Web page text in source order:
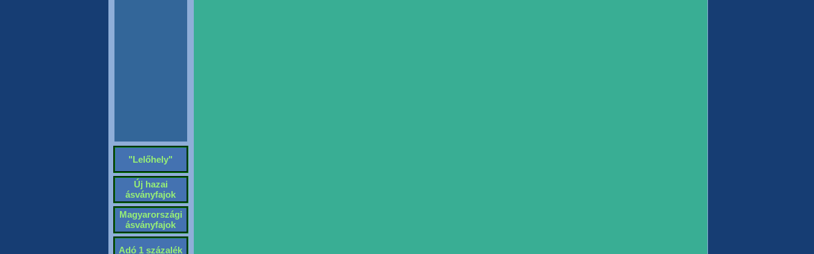
"Lelőhely"
Új hazai
ásványfajok
Magyarországi
ásványfajok
Adó 1 százalék